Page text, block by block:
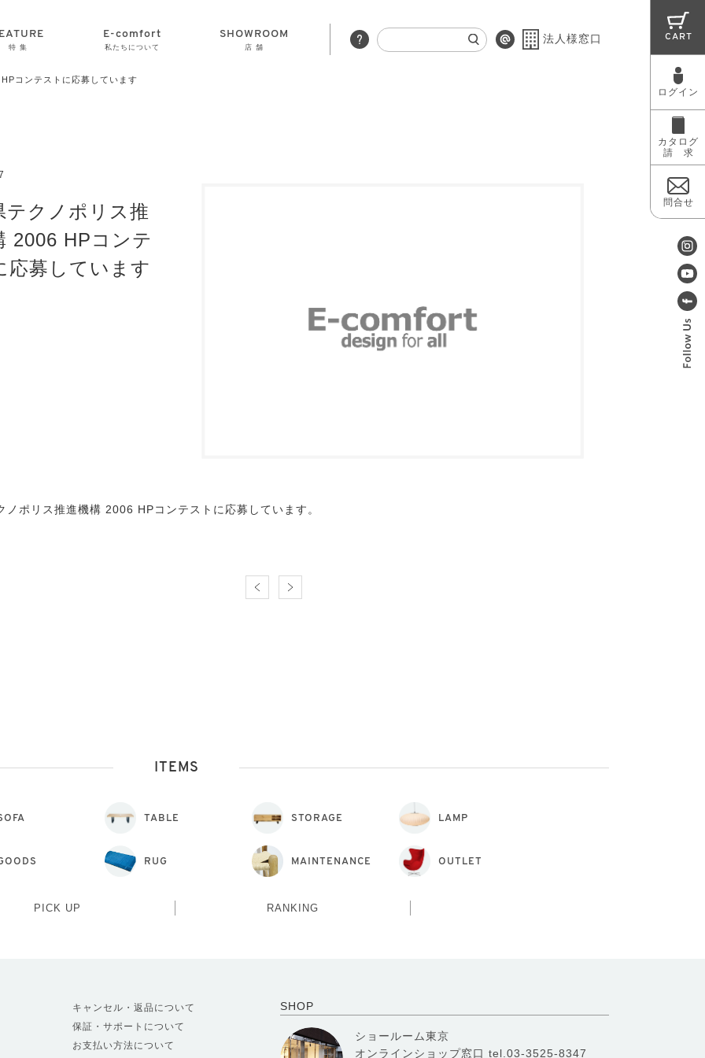
特 集
E-comfort
私たちについて
SHOWROOM
店 舗
法人様窓口 CART
ログイン
カタログ
請 求
問合せ
コンテストに応募しています
テクノポリス推
2006 HPコンテ
応募しています
ノポリス推進機構 2006 HPコンテストに応募しています。
ITEMS
TABLE STORAGE LAMP
RUG MAINTENANCE OUTLET
PICK UP RANKING
SHOP
ショールーム東京
オンラインショップ窓口 tel.03-3525-8347
キャンセル・返品について
保証・サポートについて
お支払い方法について